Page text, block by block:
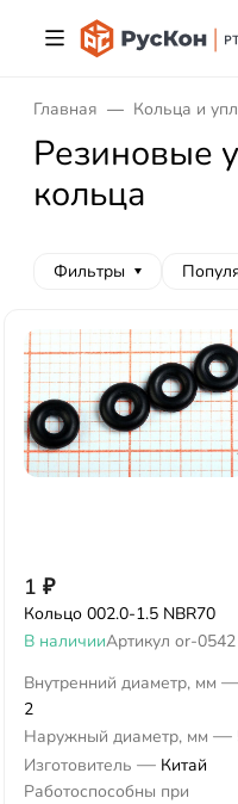
Главная Кольца и
Резиновые
кольца
Фильтры
1 ₽
Кольцо 002.0-1.5 NBR70
В наличииАртикул or-0542
Внутренний диаметр, мм
2
Наружный диаметр, мм —
Изготовитель — Китай
Работоспособны при